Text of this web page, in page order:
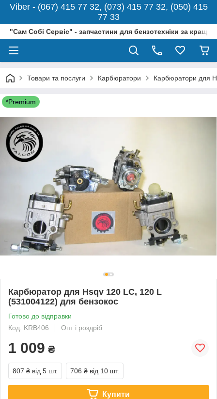
Viber - (067) 415 77 32, (073) 415 77 32, (050) 415
77 33
"Сам Собі Сервіс" - запчастини для бензотехніки за
Товари та послуги Карбюратори Карбюратори для
*Premium
Карбюратор для Hsqv 120 LC, 120 L
(531004122) для бензокос
Готово до відправки
Код: KRB406
Опт і роздріб
1 009 ₴
807 ₴ від 5 шт. 706 ₴ від 10 шт.
Купити